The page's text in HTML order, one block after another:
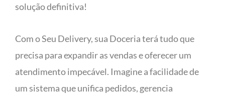
solução definitiva!
Com o Seu Delivery, sua Doceria terá tudo que
precisa para expandir as vendas e oferecer um
atendimento impecável. Imagine a facilidade de
um sistema que unifica pedidos, gerencia